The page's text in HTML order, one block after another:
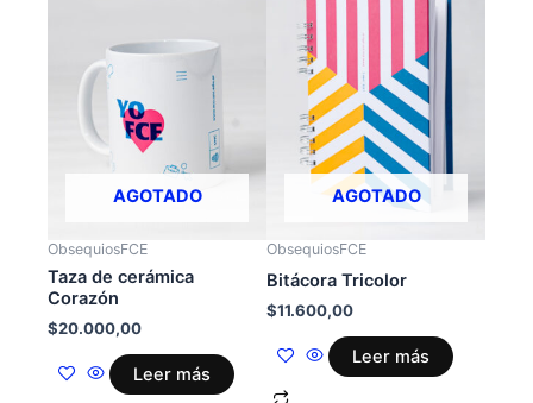
AGOTADO
ObsequiosFCE
Taza de cerámica
Corazón
$20.000,00
Leer más
AGOTADO
ObsequiosFCE
Bitácora Tricolor
$11.600,00
Leer más